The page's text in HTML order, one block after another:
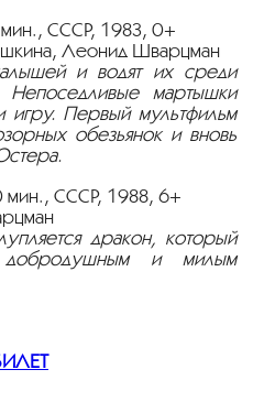
СССР, 1983, 0+
Леонид Шварцман
и водят их среди
Непоседливые мартышки
игру. Первый мультфильм
обезьянок и вновь
мин., СССР, 1988, 6+
дракон, который
добродушным и милым